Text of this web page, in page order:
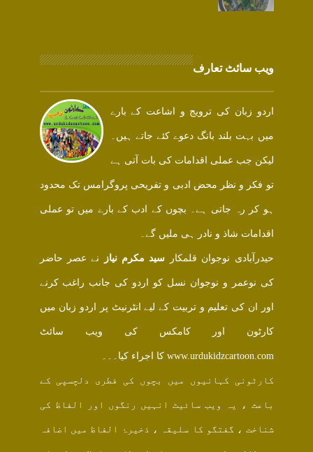
ویب سائٹ تعارف
اردو زبان کی ترویج و اشاعت کے بارے
میں بہت بلند بانگ دعوے کئے جاتے ہیں۔
لیکن جب عملی اقدامات کی بات آتی ہے
تو فکر و نظر محض ادبی و تفریحی پروگرامس تک محدود
ہو کر رہ جاتی ہے۔ بچوں کے ادب کے بارے میں تو عملی
اقدامات شاذ و نادر ہی ملیں گے۔
حیدرآبادی نوجوان قلمکار سید مکرم نیاز نے عصر حاضر
کی نوعمر و نوجوان نسل کو اردو کی جانب راغب کرنے
اور ان کی تعلیم و تربیت کے لیے انٹرنیٹ پر اردو زبان میں
کارٹون اور کامکس کی ویب سائٹ
www.urdukidzcartoon.com کا اجراء کیا۔۔۔
کارٹونی کہانیوں میں بچوں کی فطری دلچسپی کے
باعث ، یہ ویب سائیٹ انہیں رنگوں اور الفاظ کی
شناخت ، گفتگو کا سلیقہ ، ذخیرۂ الفاظ میں اضافہ